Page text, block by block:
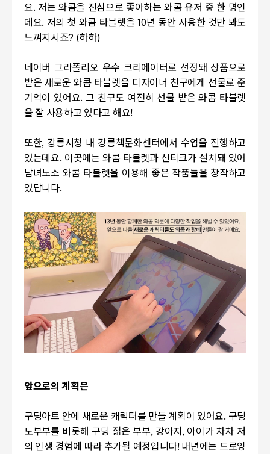
요. 저는 와콤을 진심으로 좋아하는 와콤 유저 중 한 명인
데요. 저의 첫 와콤 타블렛을 10년 동안 사용한 것만 봐도
느껴지시죠? (하하)
네이버 그라폴리오 우수 크리에이터로 선정돼 상품으로
받은 새로운 와콤 타블렛을 디자이너 친구에게 선물로 준
기억이 있어요. 그 친구도 여전히 선물 받은 와콤 타블렛
을 잘 사용하고 있다고 해요!
또한, 강릉시청 내 강릉책문화센터에서 수업을 진행하고
있는데요. 이곳에는 와콤 타블렛과 신티크가 설치돼 있어
남녀노소 와콤 타블렛을 이용해 좋은 작품들을 창작하고
있답니다.
앞으로의 계획은
구딩아트 안에 새로운 캐릭터를 만들 계획이 있어요. 구딩
노부부를 비롯해 구딩 젊은 부부, 강아지, 아이가 차차 저
의 인생 경험에 따라 추가될 예정입니다! 내년에는 드로잉